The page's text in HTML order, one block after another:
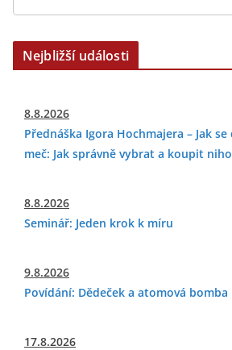
Nejbližší události
8.8.2026
Přednáška Igora Hochmajera – Jak
meč: Jak správně vybrat a koupit
8.8.2026
Seminář: Jeden krok k míru
9.8.2026
Povídání: Dědeček a atomová bomba
17.8.2026